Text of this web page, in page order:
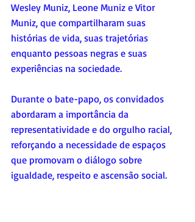
Wesley Muniz, Leone Muniz e Vitor
Muniz, que compartilharam suas
histórias de vida, suas trajetórias
enquanto pessoas negras e suas
experiências na sociedade.
Durante o bate-papo, os convidados
abordaram a importância da
representatividade e do orgulho racial,
reforçando a necessidade de espaços
que promovam o diálogo sobre
igualdade, respeito e ascensão social.